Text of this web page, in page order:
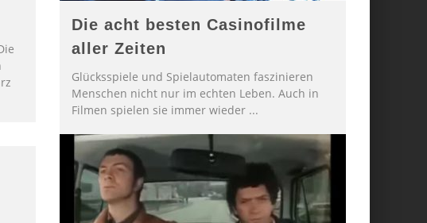
Die acht besten Casinofilme
aller Zeiten
Glücksspiele und Spielautomaten faszinieren
Menschen nicht nur im echten Leben. Auch in
Filmen spielen sie immer wieder ...